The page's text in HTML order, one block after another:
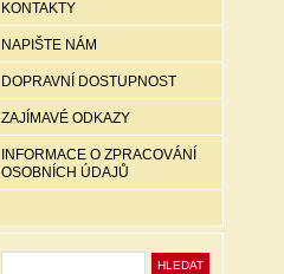
KONTAKTY
NAPIŠTE NÁM
DOPRAVNÍ DOSTUPNOST
ZAJÍMAVÉ ODKAZY
INFORMACE O ZPRACOVÁNÍ
OSOBNÍCH ÚDAJŮ